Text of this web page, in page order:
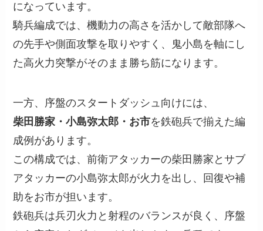
になっています。
騎兵編成では、機動力の高さを活かして敵部隊へ
の先手や側面攻撃を取りやすく、鬼小島を軸にし
た高火力突撃がそのまま勝ち筋になります。
一方、序盤のスタートダッシュ向けには、
柴田勝家・小島弥太郎・お市を鉄砲兵で揃えた編
成例があります。
この構成では、前衛アタッカーの柴田勝家とサブ
アタッカーの小島弥太郎が火力を出し、回復や補
助をお市が担います。
鉄砲兵は兵刃火力と射程のバランスが良く、序盤